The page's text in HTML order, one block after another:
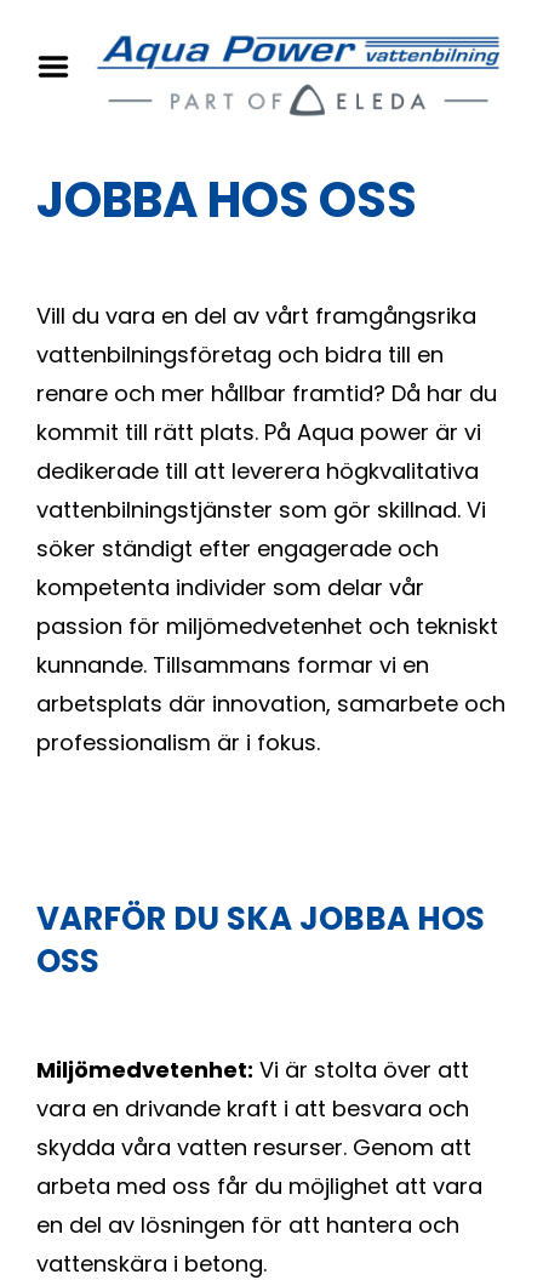
JOBBA HOS OSS
Vill du vara en del av vårt framgångsrika
vattenbilningsföretag och bidra till en
renare och mer hållbar framtid? Då har du
kommit till rätt plats. På Aqua power är vi
dedikerade till att leverera högkvalitativa
vattenbilningstjänster som gör skillnad. Vi
söker ständigt efter engagerade och
kompetenta individer som delar vår
passion för miljömedvetenhet och tekniskt
kunnande. Tillsammans formar vi en
arbetsplats där innovation, samarbete och
professionalism är i fokus.
VARFÖR DU SKA JOBBA HOS
OSS
Miljömedvetenhet: Vi är stolta över att
vara en drivande kraft i att besvara och
skydda våra vatten resurser. Genom att
arbeta med oss får du möjlighet att vara
en del av lösningen för att hantera och
vattenskära i betong.
OM OSS
MILJÖ